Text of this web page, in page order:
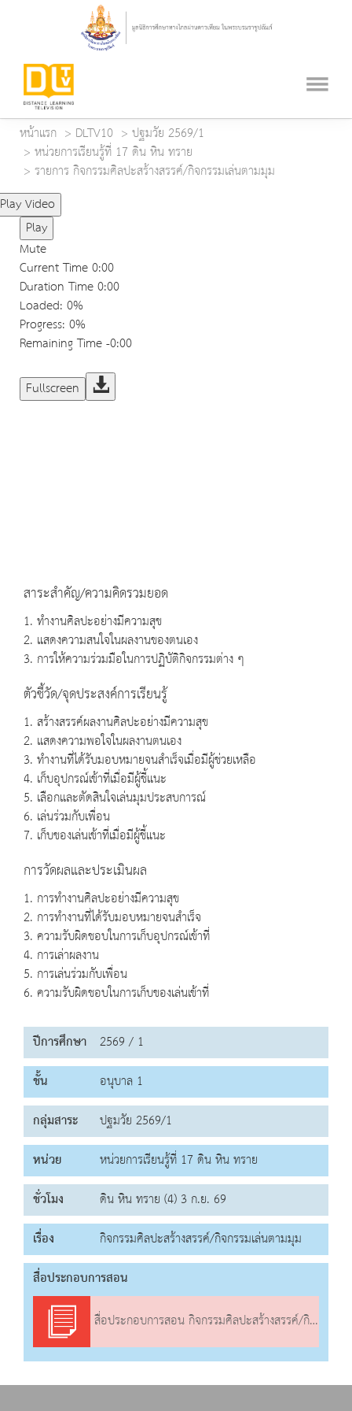
หน้าแรก DLTV10
ปฐมวัย 2569/1
หน่วยการเรียนรู้ที่ 17 ดิน หิน ทราย
รายการ กิจกรรมศิลปะสร้างสรรค์/กิจกรรมเล่นตามมุม
Play Video
Play
Mute
Current Time0:00
Duration Time0:00
Loaded: 0%
Progress: 0%
Remaining Time-0:00
Fullscreen
สาระสำคัญ/ความคิดรวมยอด
1. ทำงานศิลปะอย่างมีความสุข
2. แสดงความสนใจในผลงานของตนเอง
3. การให้ความร่วมมือในการปฏิบัติกิจกรรมต่าง ๆ
ตัวชี้วัด/จุดประสงค์การเรียนรู้
1. สร้างสรรค์ผลงานศิลปะอย่างมีความสุข
2. แสดงความพอใจในผลงานตนเอง
3. ทำงานที่ได้รับมอบหมายจนสำเร็จเมื่อมีผู้ช่วยเหลือ
4. เก็บอุปกรณ์เข้าที่เมื่อมีผู้ชี้แนะ
5. เลือกและตัดสินใจเล่นมุมประสบการณ์
6. เล่นร่วมกับเพื่อน
7. เก็บของเล่นเข้าที่เมื่อมีผู้ชี้แนะ
การวัดผลและประเมินผล
1. การทำงานศิลปะอย่างมีความสุข
2. การทำงานที่ได้รับมอบหมายจนสำเร็จ
3. ความรับผิดชอบในการเก็บอุปกรณ์เข้าที่
4. การเล่าผลงาน
5. การเล่นร่วมกับเพื่อน
6. ความรับผิดชอบในการเก็บของเล่นเข้าที่
ปีการศึกษา 2569 / 1
ชั้น
อนุบาล 1
กลุ่มสาระ
ปฐมวัย 2569/1
หน่วย
หน่วยการเรียนรู้ที่ 17 ดิน หิน ทราย
ชั่วโมง
ดิน หิน ทราย (4) 3 ก.ย. 69
เรื่อง
กิจกรรมศิลปะสร้างสรรค์/กิจกรรมเล่นตามมุม
สื่อประกอบการสอน
สื่อประกอบการสอน กิจกรรมศิลปะสร้างสรรค์/กิจกรรมเล่นตามมุม